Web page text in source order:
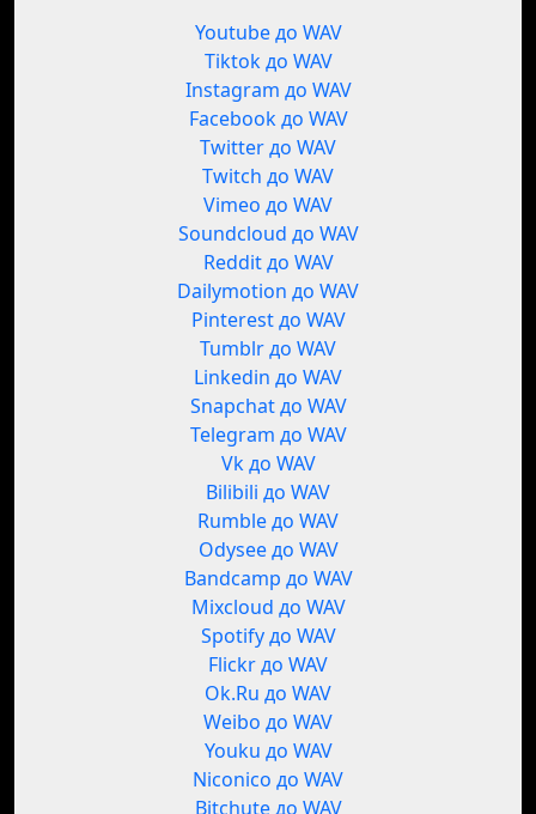
Youtube до WAV
Tiktok до WAV
Instagram до WAV
Facebook до WAV
Twitter до WAV
Twitch до WAV
Vimeo до WAV
Soundcloud до WAV
Reddit до WAV
Dailymotion до WAV
Pinterest до WAV
Tumblr до WAV
Linkedin до WAV
Snapchat до WAV
Telegram до WAV
Vk до WAV
Bilibili до WAV
Rumble до WAV
Odysee до WAV
Bandcamp до WAV
Mixcloud до WAV
Spotify до WAV
Flickr до WAV
Ok.Ru до WAV
Weibo до WAV
Youku до WAV
Niconico до WAV
Bitchute до WAV